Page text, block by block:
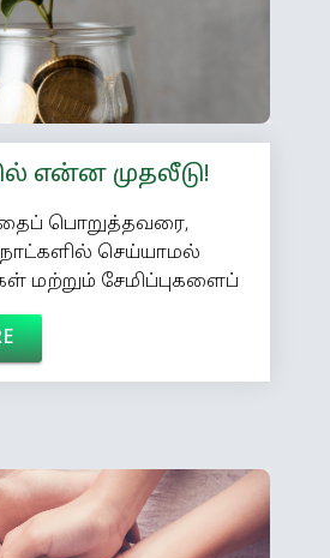
பணம் எடுக்கலாம்;
மொபைல் போன் இருந்தால்
[…]
என்ன முதலீடு!
பொறுத்தவரை,
செய்யாமல்
மற்றும் சேமிப்புகளைப்
மாய்ந்து பேசிக்
பலரின் இயல்பு.
லட்ச ரூபாய்க்கு கூவிக்
இப்போ விசாரிச்சா அம்பது
என ஆதங்கப்படும்
நிறைய. இப்படி